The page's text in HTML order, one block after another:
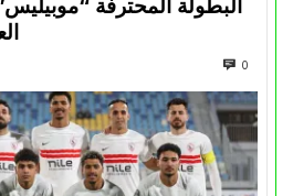
البطولة المحترفة
0